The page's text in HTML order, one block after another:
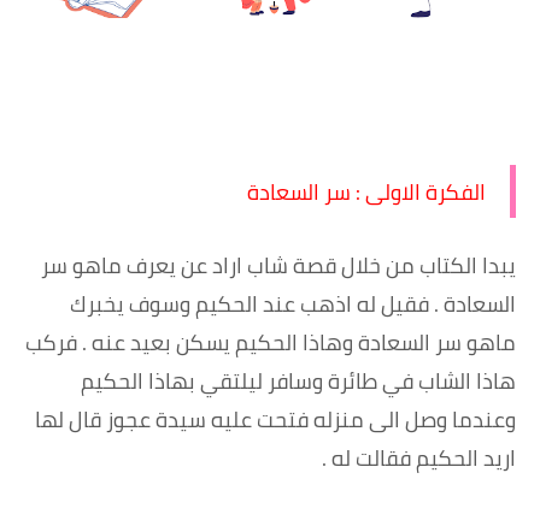
الفكرة الاولى : سر السعادة
يبدا الكتاب من خلال قصة شاب اراد عن يعرف ماهو سر
السعادة . فقيل له اذهب عند الحكيم وسوف يخبرك
ماهو سر السعادة وهاذا الحكيم يسكن بعيد عنه . فركب
هاذا الشاب في طائرة وسافر ليلتقي بهاذا الحكيم
وعندما وصل الى منزله فتحت عليه سيدة عجوز قال لها
اريد الحكيم فقالت له .